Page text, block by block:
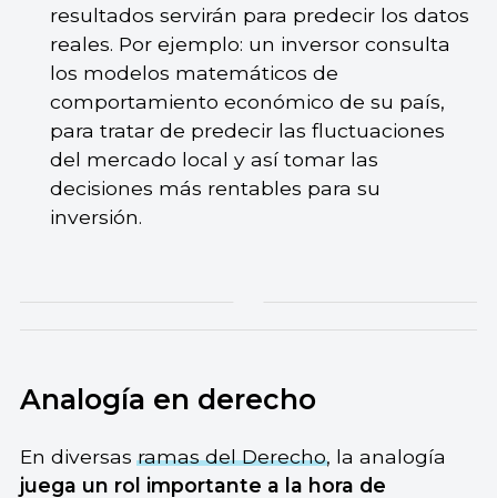
resultados servirán para predecir los datos
reales. Por ejemplo: un inversor consulta
los modelos matemáticos de
comportamiento económico de su país,
para tratar de predecir las fluctuaciones
del mercado local y así tomar las
decisiones más rentables para su
inversión.
Analogía en derecho
En diversasramas del Derecho, la analogía
juega un rol importante a la hora de